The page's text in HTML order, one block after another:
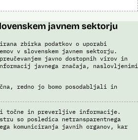
vzorce storilcev terorističnih in
policije in drugih pristojnih organov na
primeru posreduje podatke
podatke potnikov iz sistema
oziroma rezultate njihove obdelave
ter varnostna tveganja
sredstvi.
podatkov: Evidenca potnikov,
potnikov iz sistema rezervacij letalskih
informacijskega sistema,
javnem sektorju
zbirka podatkov o uporabi
v slovenskem javnem sektorju.
javno dostopnih virov in
javnega značaja, naslovljenimi
redno jo bomo posodabljali in
točne in preverljive informacije.
so posledica netransparentnega
komuniciranja javnih organov, kar